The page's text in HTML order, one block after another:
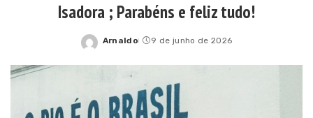
Isadora ; Parabéns e feliz tudo!
Posted
Arnaldo 9 de junho de 2026